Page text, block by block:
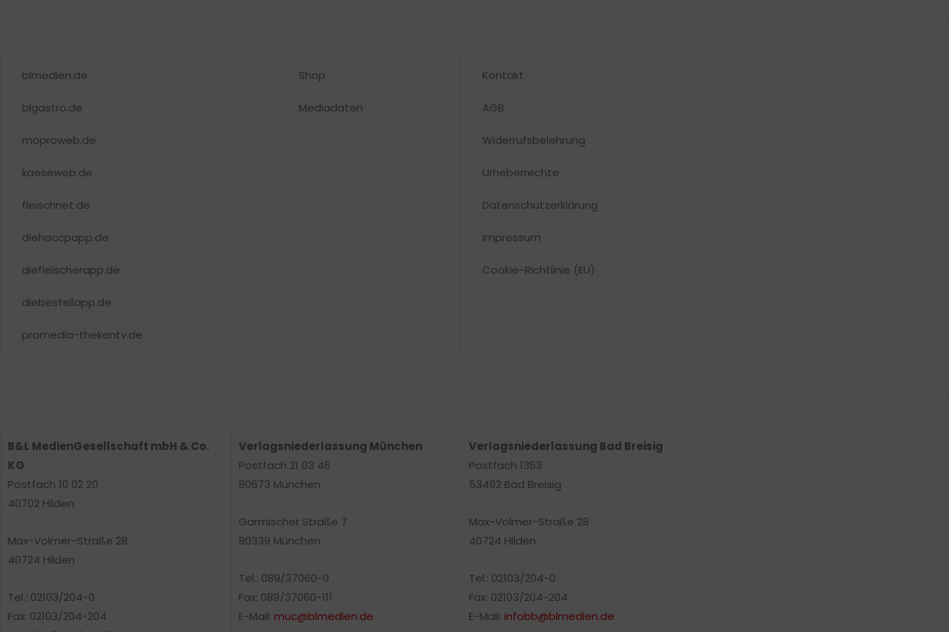
blmedien.de
blgastro.de
moproweb.de
kaeseweb.de
fleischnet.de
diehaccpapp.de
diefleischerapp.de
diebestellapp.de
promedia-thekentv.de
Shop
Mediadaten
Kontakt
AGB
Widerrufsbelehrung
Urheberrechte​
Datenschutzerklärung
Impressum
Cookie-Richtlinie (EU)
B&L MedienGesellschaft mbH & Co.
KG
Postfach 10 02 20
40702 Hilden
Max-Volmer-Straße 28
40724 Hilden
Tel.: 02103/204-0
Fax: 02103/204-204
Verlagsniederlassung München
Postfach 21 03 46
80673 München
Garmischer Straße 7
80339 München
Tel.: 089/37060-0
Fax: 089/37060-111
E-Mail: muc@blmedien.de
Verlagsniederlassung Bad Breisig
Postfach 1363
53492 Bad Breisig
Max-Volmer-Straße 28
40724 Hilden
Tel.: 02103/204-0
Fax: 02103/204-204
E-Mail: infobb@blmedien.de